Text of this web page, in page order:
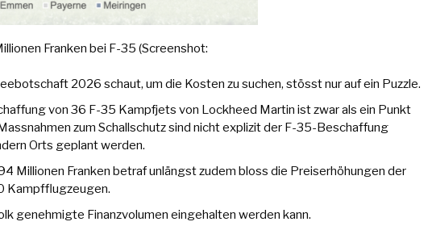
Franken bei F-35 (Screenshot:
2026 schaut, um die Kosten zu suchen, stösst nur auf ein Puzzle.
von 36 F-35 Kampfjets von Lockheed Martin ist zwar als ein Punkt
zum Schallschutz sind nicht explizit der F-35-Beschaffung
Orts geplant werden.
Millionen Franken betraf unlängst zudem bloss die Preiserhöhungen der
Kampfflugzeugen.
genehmigte Finanzvolumen eingehalten werden kann.